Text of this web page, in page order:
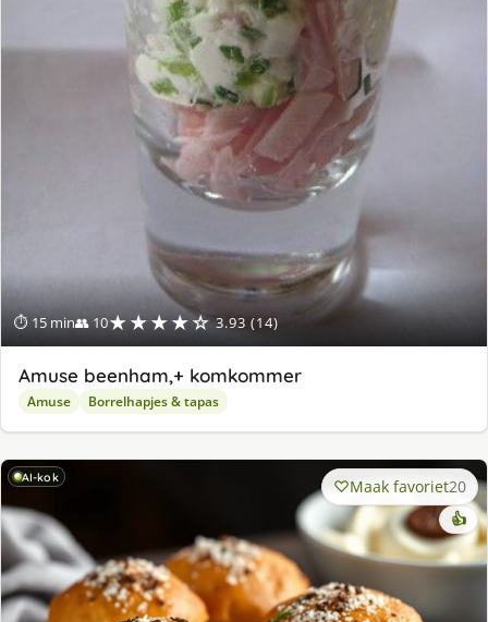
⏱ 15 min👥 10★★★★☆ 3.93 (14)
Amuse beenham,+ komkommer
Amuse Borrelhapjes & tapas
AI-kok Maak favoriet20
👍